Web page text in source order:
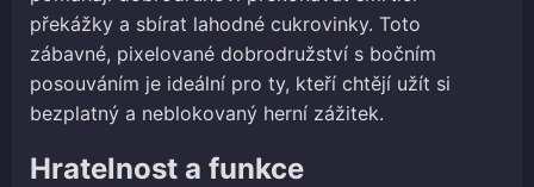
překážky a sbírat lahodné cukrovinky. Toto
zábavné, pixelované dobrodružství s bočním
posouváním je ideální pro ty, kteří chtějí užít si
bezplatný a neblokovaný herní zážitek.
Hratelnost a funkce